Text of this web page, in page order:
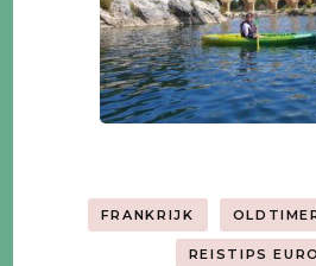
FRANKRIJK
REISTIPS